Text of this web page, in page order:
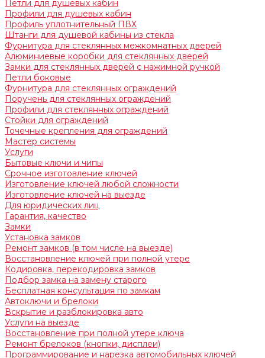
Петли для душевых кабин
Профили для душевых кабин
Профиль уплотнительный ПВХ
Штанги для душевой кабины из стекла
Фурнитура для стеклянных межкомнатных дверей
Алюминиевые коробки для стеклянных дверей
Замки для стеклянных дверей с нажимной ручкой
Петли боковые
Фурнитура для стеклянных ограждений
Поручень для стеклянных ограждений
Профили для стеклянных ограждений
Стойки для ограждений
Точечные крепления для ограждений
Мастер системы
Услуги
Бытовые ключи и чипы
Срочное изготовление ключей
Изготовление ключей любой сложности
Изготовление ключей на выезде
Для юридических лиц
Гарантия, качество
Замки
Установка замков
Ремонт замков (в том числе на выезде)
Восстановление ключей при полной утере
Кодировка, перекодировка замков
Подбор замка на замену старого
Бесплатная консультация по замкам
Автоключи и брелоки
Вскрытие и разблокировка авто
Услуги на выезде
Восстановление при полной утере ключа
Ремонт брелоков (кнопки, дисплеи)
Программирование и нарезка автомобильных ключей